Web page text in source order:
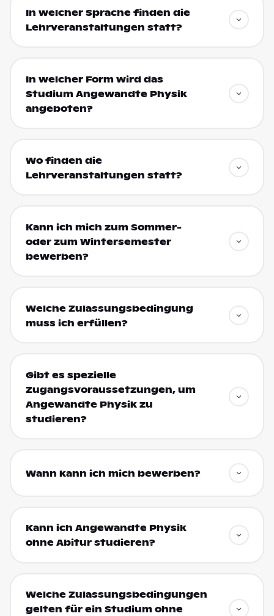
In welcher Sprache finden die
Lehrveranstaltungen statt?
In welcher Form wird das
Studium Angewandte Physik
angeboten?
Wo finden die
Lehrveranstaltungen statt?
Kann ich mich zum Sommer-
oder zum Wintersemester
bewerben?
Welche Zulassungsbedingung
muss ich erfüllen?
Gibt es spezielle
Zugangsvoraussetzungen, um
Angewandte Physik zu
studieren?
Wann kann ich mich bewerben?
Kann ich Angewandte Physik
ohne Abitur studieren?
Welche Zulassungsbedingungen
gelten für ein Studium ohne